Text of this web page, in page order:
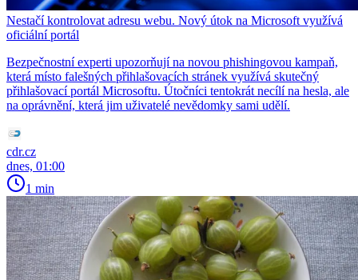
Nestačí kontrolovat adresu webu. Nový útok na Microsoft využívá
oficiální portál
Bezpečnostní experti upozorňují na novou phishingovou kampaň,
která místo falešných přihlašovacích stránek využívá skutečný
přihlašovací portál Microsoftu. Útočníci tentokrát necílí na hesla, ale
na oprávnění, která jim uživatelé nevědomky sami udělí.
cdr.cz
dnes, 01:00
1 min